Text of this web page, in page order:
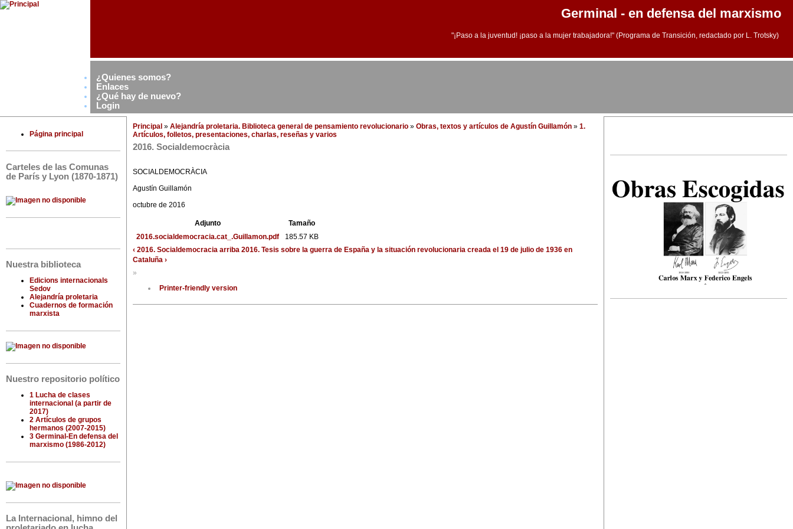
Germinal - en defensa del marxismo
"¡Paso a la juventud! ¡paso a la mujer trabajadora!" (Programa de Transición, redactado por L. Trotsky)
¿Quienes somos?
Enlaces
¿Qué hay de nuevo?
Login
Página principal
Carteles de las Comunas
de París y Lyon (1870-1871)
Nuestra biblioteca
Edicions internacionals
Sedov
Alejandría proletaria
Cuadernos de formación
marxista
Nuestro repositorio político
1 Lucha de clases
internacional (a partir de
2017)
2 Artículos de grupos
hermanos (2007-2015)
3 Germinal-En defensa del
marxismo (1986-2012)
La Internacional, himno del
Principal » Alejandría proletaria. Biblioteca general de pensamiento revolucionario » Obras, textos y artículos de Agustín Guillamón » 1.
Artículos, folletos, presentaciones, charlas, reseñas y varios
2016. Socialdemocràcia
SOCIALDEMOCRÀCIA
Agustín Guillamón
octubre de 2016
Adjunto
Tamaño
2016.socialdemocracia.cat_.Guillamon.pdf
185.57 KB
‹ 2016. Socialdemocracia arriba 2016. Tesis sobre la guerra de España y la situación revolucionaria creada el 19 de julio de 1936 en
Cataluña ›
»
Printer-friendly version